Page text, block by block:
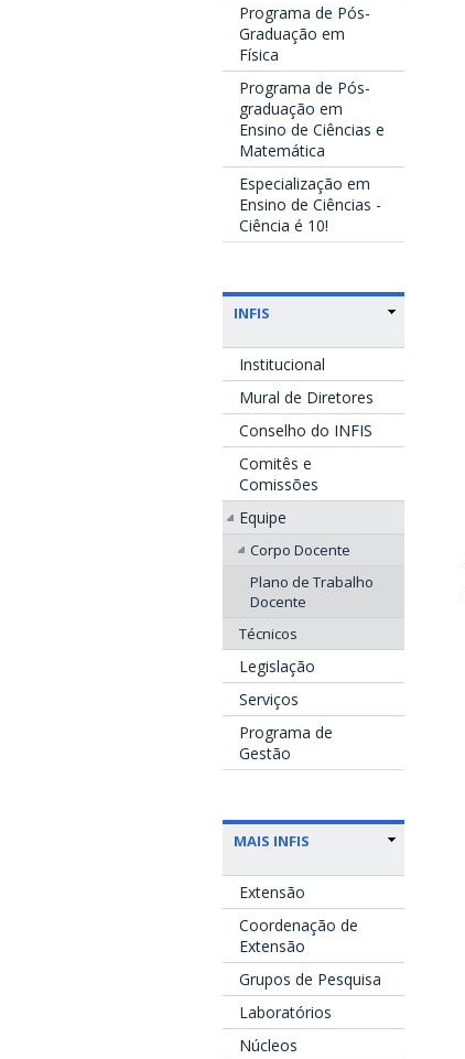
Programa de Pós-
Graduação em
Física
Programa de Pós-
graduação em
Ensino de Ciências e
Matemática
Especialização em
Ensino de Ciências -
Ciência é 10!
INFIS
Institucional
Mural de Diretores
Conselho do INFIS
Comitês e
Comissões
Equipe
Corpo Docente
Plano de Trabalho
Docente
Técnicos
Legislação
Serviços
Programa de
Gestão
MAIS INFIS
Extensão
Coordenação de
Extensão
Grupos de Pesquisa
Laboratórios
Núcleos